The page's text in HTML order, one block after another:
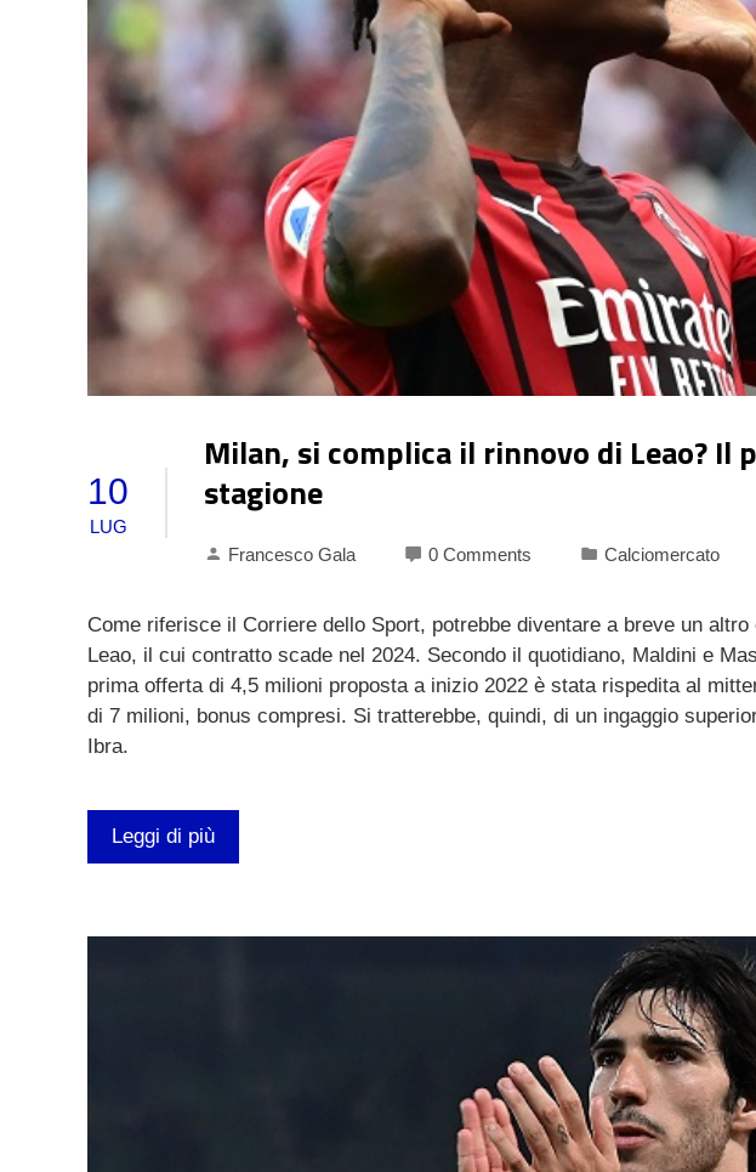
10
LUG
Milan, si complica il rinnovo di Leao? Il
stagione
Francesco Gala 0 Comments Calciomercato
Come riferisce il Corriere dello Sport, potrebbe diventare a breve un
Leao, il cui contratto scade nel 2024. Secondo il quotidiano, Maldini e
prima offerta di 4,5 milioni proposta a inizio 2022 è stata rispedita al
di 7 milioni, bonus compresi. Si tratterebbe, quindi, di un ingaggio
Ibra.
Leggi di più